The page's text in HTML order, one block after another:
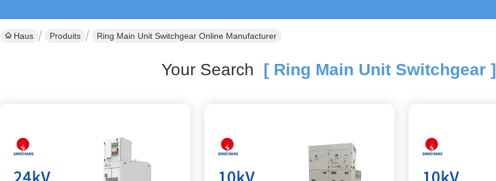
Haus Produits Ring Main Unit Switchgear Online Manufacturer
Your Search [ Ring Main Unit Switchgear ]